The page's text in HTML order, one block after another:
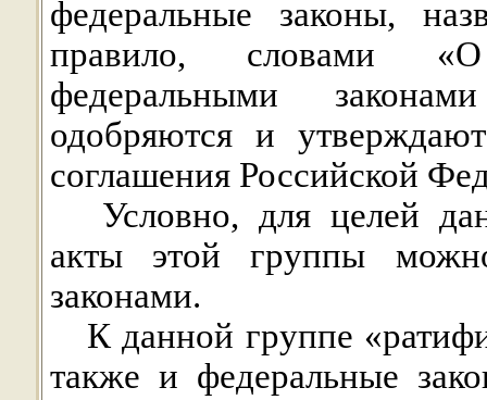
федеральные законы,
правило, словами
федеральными
одобряются и
соглашения Российской
Условно, для целей
акты этой группы
законами.
К данной группе
также и федеральные